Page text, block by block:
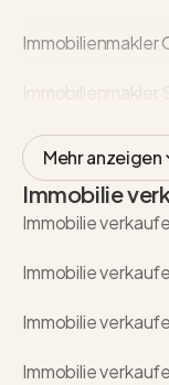
Immobilienmakler
Mehr anzeigen
Immobilie
Immobilie
Immobilie
Immobilie
Immobilie